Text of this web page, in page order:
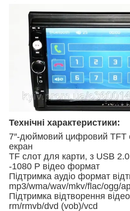
Технічні характеристики:
7″-дюймовий цифровий TFT
екран
TF слот для карти, з USB
-1080 P відео формат
Підтримка аудіо формат
mp3/wma/wav/mkv/flac/ogg/
Підтримка відтворення
rm/rmvb/dvd (vob)/vcd